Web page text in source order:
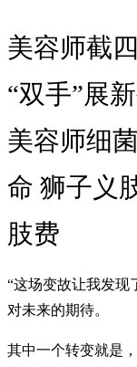
美容师截
“双手”展
美容师细
命 狮子义
肢费
“这场变故让我发现
对未来的期待。
其中一个转变就是